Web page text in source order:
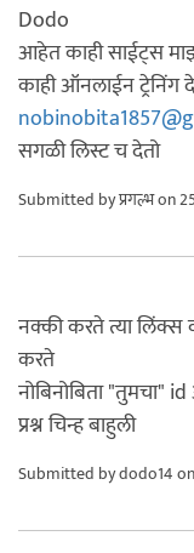
Dodo
आहेत काही साईट्स
काही ऑनलाईन ट्रेनिंग
सगळी लिस्ट च देतो
Submitted byप्रगल्भon
नक्की करते त्या
करते
नोबिनोबिता "तुमचा"
प्रश्न चिन्ह बाहुली
Submitted bydodo14